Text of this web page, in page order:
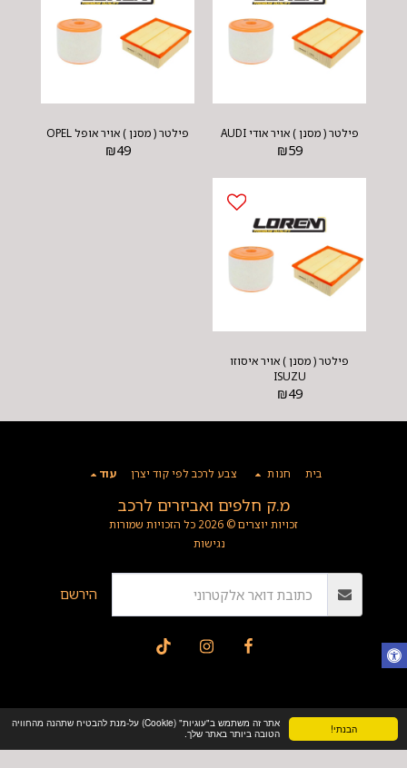
הבנתי!
אתר זה משתמש ב"עוגיות" (Cookie) על-מנת להבטיח שתהנה מהחוויה
הטובה ביותר באתר שלך.
פילטר ( מסנן ) אויר אודי AUDI
₪59
פילטר ( מסנן ) אויר אופל OPEL
₪49
פילטר ( מסנן ) אויר איסוזו
ISUZU
₪49
מ.ק חלפים ואביזרים לרכב
זכויות יוצרים © 2026 כל הזכויות שמורות
נגישות
בית חנות צבע לרכב לפי קוד יצרן עוד
הירשם